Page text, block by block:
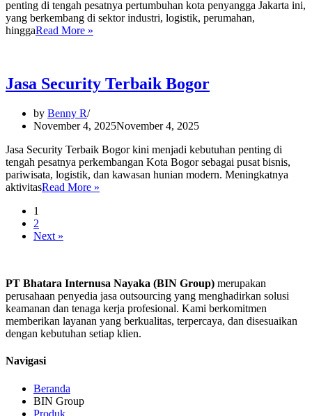
penting di tengah pesatnya pertumbuhan kota penyangga Jakarta ini,
yang berkembang di sektor industri, logistik, perumahan,
hinggaRead More »
&
Bersertifikat
Jasa Security Terbaik Bogor
by Benny R
November 4, 2025November 4, 2025
Jasa Security Terbaik Bogor kini menjadi kebutuhan penting di
tengah pesatnya perkembangan Kota Bogor sebagai pusat bisnis,
pariwisata, logistik, dan kawasan hunian modern. Meningkatnya
aktivitasRead More »
1
2
Next »
PT Bhatara Internusa Nayaka (BIN Group) merupakan
perusahaan penyedia jasa outsourcing yang menghadirkan solusi
keamanan dan tenaga kerja profesional. Kami berkomitmen
memberikan layanan yang berkualitas, terpercaya, dan disesuaikan
dengan kebutuhan setiap klien.
Navigasi
Beranda
BIN Group
Produk